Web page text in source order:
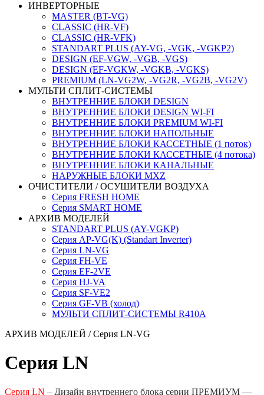
ИНВЕРТОРНЫЕ
MASTER (BT-VG)
CLASSIC (HR-VF)
CLASSIC (HR-VFK)
STANDART PLUS (AY-VG, -VGK, -VGKP2)
DESIGN (EF-VGW, -VGB, -VGS)
DESIGN (EF-VGKW, -VGKB, -VGKS)
PREMIUM (LN-VG2W, -VG2R, -VG2B, -VG2V)
МУЛЬТИ СПЛИТ-СИСТЕМЫ
ВНУТРЕННИЕ БЛОКИ DESIGN
ВНУТРЕННИЕ БЛОКИ DESIGN WI-FI
ВНУТРЕННИЕ БЛОКИ PREMIUM WI-FI
ВНУТРЕННИЕ БЛОКИ НАПОЛЬНЫЕ
ВНУТРЕННИЕ БЛОКИ КАССЕТНЫЕ (1 поток)
ВНУТРЕННИЕ БЛОКИ КАССЕТНЫЕ (4 потока)
ВНУТРЕННИЕ БЛОКИ КАНАЛЬНЫЕ
НАРУЖНЫЕ БЛОКИ MXZ
ОЧИСТИТЕЛИ / ОСУШИТЕЛИ ВОЗДУХА
Серия FRESH HOME
Серия SMART HOME
АРХИВ МОДЕЛЕЙ
STANDART PLUS (AY-VGKP)
Серия AP-VG(K) (Standart Inverter)
Серия LN-VG
Серия FH-VE
Серия EF-2VE
Серия HJ-VA
Серия SF-VE2
Серия GF-VB (холод)
МУЛЬТИ СПЛИТ-СИСТЕМЫ R410A
АРХИВ МОДЕЛЕЙ / Серия LN-VG
Серия LN
Серия LN – Дизайн внутреннего блока серии ПРЕМИУМ —